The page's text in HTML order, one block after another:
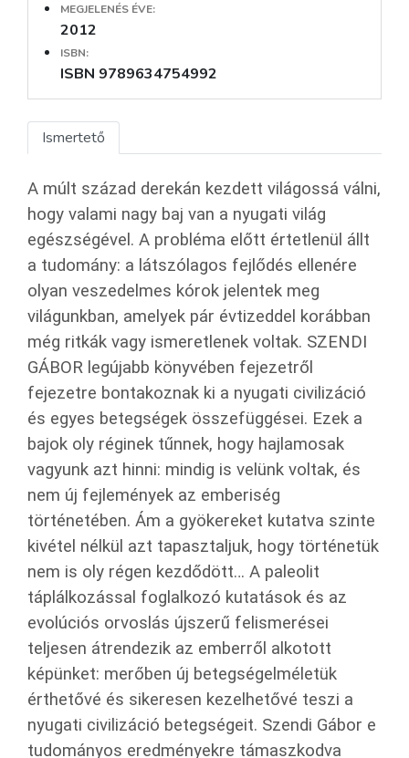
MEGJELENÉS ÉVE:
2012
ISBN:
ISBN 9789634754992
Ismertető
A múlt század derekán kezdett világossá válni,
hogy valami nagy baj van a nyugati világ
egészségével. A probléma előtt értetlenül állt
a tudomány: a látszólagos fejlődés ellenére
olyan veszedelmes kórok jelentek meg
világunkban, amelyek pár évtizeddel korábban
még ritkák vagy ismeretlenek voltak. SZENDI
GÁBOR legújabb könyvében fejezetről
fejezetre bontakoznak ki a nyugati civilizáció
és egyes betegségek összefüggései. Ezek a
bajok oly réginek tűnnek, hogy hajlamosak
vagyunk azt hinni: mindig is velünk voltak, és
nem új fejlemények az emberiség
történetében. Ám a gyökereket kutatva szinte
kivétel nélkül azt tapasztaljuk, hogy történetük
nem is oly régen kezdődött… A paleolit
táplálkozással foglalkozó kutatások és az
evolúciós orvoslás újszerű felismerései
teljesen átrendezik az emberről alkotott
képünket: merőben új betegségelméletük
érthetővé és sikeresen kezelhetővé teszi a
nyugati civilizáció betegségeit. Szendi Gábor e
tudományos eredményekre támaszkodva